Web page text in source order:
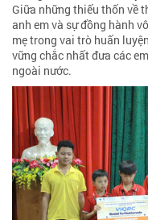
Giữa những thiếu thốn về
anh em và sự đồng hành
mẹ trong vai trò huấn
vững chắc nhất đưa các
ngoài nước.